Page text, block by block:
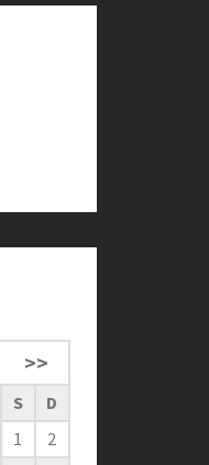
>>
S
D
1
2